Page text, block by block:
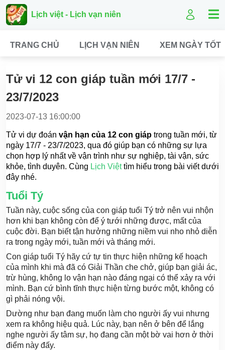
Lịch việt - Lịch vạn niên
TRANG CHỦ LỊCH VẠN NIÊN XEM NGÀY TỐT
Tử vi 12 con giáp tuần mới 17/7 -
23/7/2023
2023-07-13 16:00:00
Tử vi dự đoán vận hạn của 12 con giáp trong tuần mới, từ
ngày 17/7 - 23/7/2023, qua đó giúp bạn có những sự lựa
chọn hợp lý nhất về vận trình như sự nghiệp, tài vận, sức
khỏe, tình duyên. Cùng Lịch Việttìm hiểu trong bài viết dưới
đây nhé.
Tuổi Tý
Tuần này, cuộc sống của con giáp tuổi Tý trở nên vui nhộn
hơn khi bạn không còn để ý tưới những được, mất của
cuộc đời. Bạn biết tận hưởng những niềm vui nho nhỏ diễn
ra trong ngày mới, tuần mới và tháng mới.
Con giáp tuổi Tý hãy cứ tự tin thực hiện những kế hoạch
của mình khi mà đã có Giải Thần che chở, giúp bạn giải ác,
trừ hùng, không lo vận hạn nào đáng ngại có thể xảy ra với
mình. Bạn cứ bình tĩnh thực hiện từng bước một, không có
gì phải nóng vội.
Dường như bạn đang muốn làm cho người ấy vui nhưng
xem ra không hiệu quả. Lúc này, bạn nên ở bên để lắng
nghe người ấy tâm sự, họ đang cần một bờ vai hơn ở thời
điểm này đấy.